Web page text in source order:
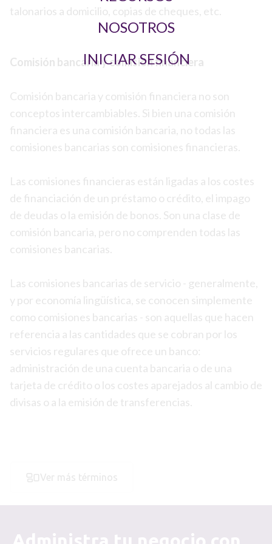
NOSOTROS
INICIAR SESIÓN
talonarios a domicilio, copias de cheques, etc.
Comisión bancaria y comisión financiera
Comisión bancaria y comisión financiera no son
conceptos intercambiables. Si bien una comisión
financiera es una comisión bancaria, no todas las
comisiones bancarias son comisiones financieras.
Las comisiones financieras están ligadas a los costes
de financiación de un préstamo o crédito, el impago
de deudas o la emisión de bonos. Son una clase de
comisión bancaria, pero no comprenden todas las
comisiones bancarias.
Las comisiones bancarias de servicio - generalmente,
y por economía lingüística, se conocen simplemente
como comisiones bancarias - son aquellas que hacen
referencia a las cantidades que se cobran por los
servicios regulares que ofrece un banco:
administración de una cuenta bancaria o de una
tarjeta de crédito o los costes aparejados al cambio de
divisas o a la emisión de transferencias.
Ver más términos